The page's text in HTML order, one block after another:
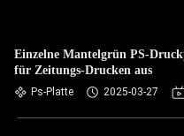
Einzelne Mantelgrün PS-
für Zeitungs-Drucken aus
Ps-Platte 2025-03-27